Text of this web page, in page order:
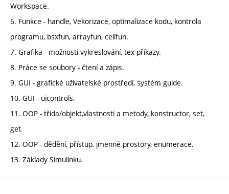
Workspace.
6. Funkce - handle, Vekorizace, optimalizace kodu, kontrola
programu, bsxfun, arrayfun, cellfun.
7. Grafika - možnosti vykreslování, tex příkazy.
8. Práce se soubory - čtení a zápis.
9. GUI - grafické uživatelské prostředí, systém guide.
10. GUI - uicontrols.
11. OOP - třída/objekt,vlastnosti a metody, konstructor, set,
get.
12. OOP - dědění, přístup, jmenné prostory, enumerace.
13. Základy Simulinku.